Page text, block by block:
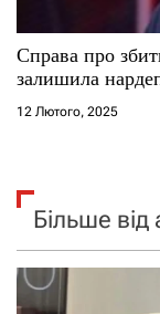
Справа про
залишила
12 Лютого, 2025
Більше від